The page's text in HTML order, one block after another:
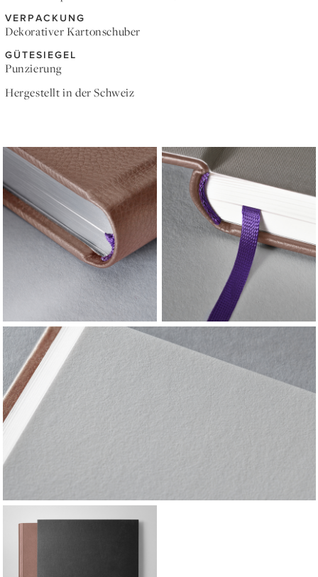
VERPACKUNG
Dekorativer Kartonschuber
GÜTESIEGEL
Punzierung
Hergestellt in der Schweiz